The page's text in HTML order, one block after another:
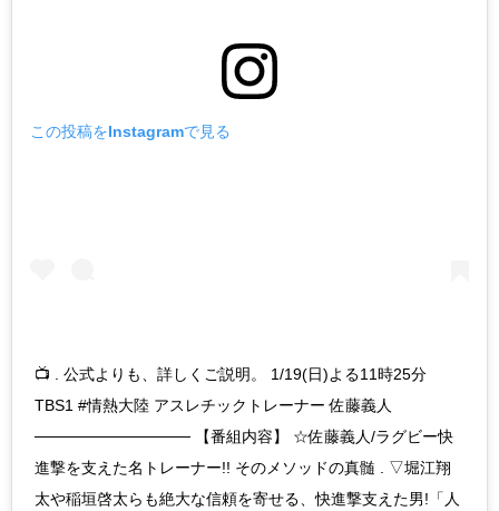
この投稿をInstagramで見る
📺 . 公式よりも、詳しくご説明。 1/19(日)よる11時25分
TBS1 #情熱大陸 アスレチックトレーナー 佐藤義人
────────────── 【番組内容】 ☆佐藤義人/ラグビー快
進撃を支えた名トレーナー!! そのメソッドの真髄 . ▽堀江翔
太や稲垣啓太らも絶大な信頼を寄せる、快進撃支えた男!「人